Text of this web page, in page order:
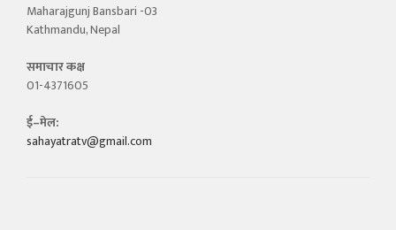
Maharajgunj Bansbari -03
Kathmandu, Nepal
समाचार कक्ष
01-4371605
ई–मेल:
sahayatratv@gmail.com